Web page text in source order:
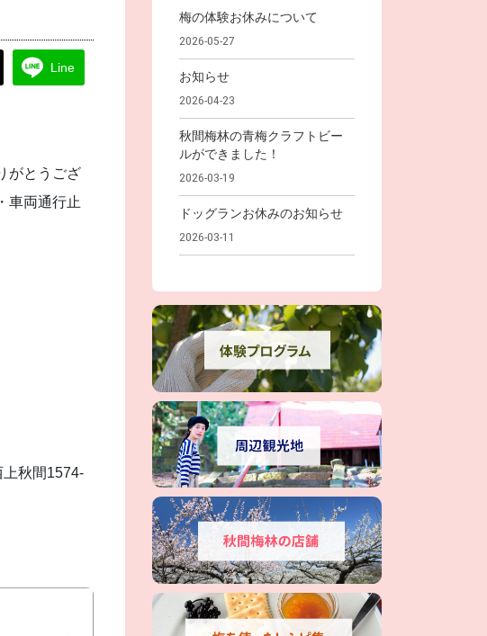
Line
がとうござ
車両通行止
秋間1574-
梅の体験お休みについて
2026-05-27
お知らせ
2026-04-23
秋間梅林の青梅クラフトビー
ルができました！
2026-03-19
ドッグランお休みのお知らせ
2026-03-11